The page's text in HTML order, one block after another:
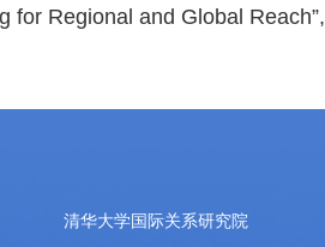
for Regional and Global
清华大学国际关系研究院